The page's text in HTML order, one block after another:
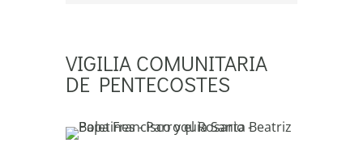
VIGILIA COMUNITARIA
DE PENTECOSTES